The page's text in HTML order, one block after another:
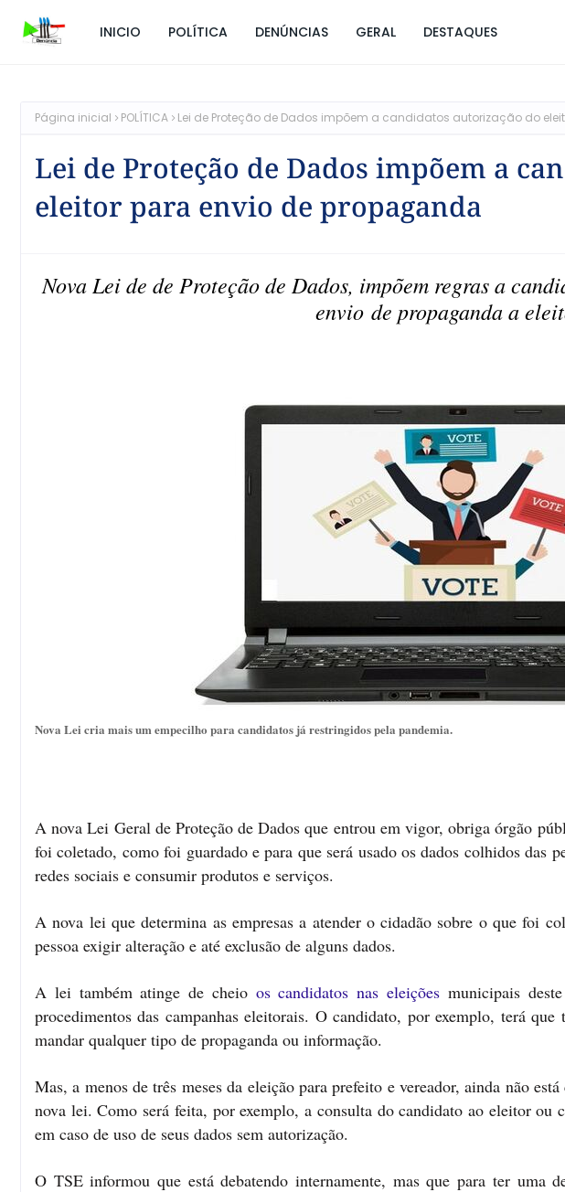
INICIO POLÍTICA DENÚNCIAS GERAL DESTAQUES
Página inicial POLÍTICA Lei de Proteção de Dados impõem a candidatos autorização do
Lei de Proteção de Dados impõem a
eleitor para envio de propaganda
Nova Lei de de Proteção de Dados, impõem regras a
envio de propaganda a
Nova Lei cria mais um empecilho para candidatos já restringidos pela pandemia.
A nova Lei Geral de Proteção de Dados que entrou em vigor, obriga órgão
foi coletado, como foi guardado e para que será usado os dados colhidos das
redes sociais e consumir produtos e serviços.
A nova lei que determina as empresas a atender o cidadão sobre o que foi
pessoa exigir alteração e até exclusão de alguns dados.
A lei também atinge de cheio os candidatos nas eleições municipais
procedimentos das campanhas eleitorais. O candidato, por exemplo, terá
mandar qualquer tipo de propaganda ou informação.
Mas, a menos de três meses da eleição para prefeito e vereador, ainda não
nova lei. Como será feita, por exemplo, a consulta do candidato ao eleitor
em caso de uso de seus dados sem autorização.
O TSE informou que está debatendo internamente, mas que para ter uma